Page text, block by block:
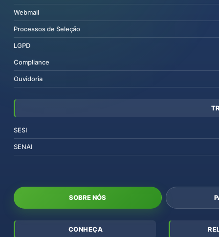
Webmail
Processos de Seleção
LGPD
Compliance
Ouvidoria
SESI
SENAI
SOBRE NÓS
CONHEÇA